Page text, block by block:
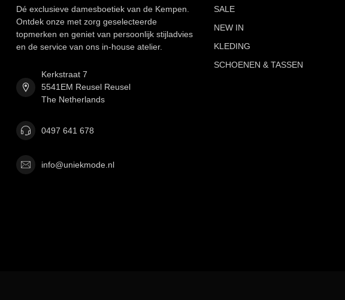
Dé exclusieve damesboetiek van de Kempen.
Ontdek onze met zorg geselecteerde
topmerken en geniet van persoonlijk stijladvies
en de service van ons in-house atelier.
Kerkstraat 7
5541EM Reusel Reusel
The Netherlands
0497 641 678
info@uniekmode.nl
SALE
NEW IN
KLEDING
SCHOENEN & TASSEN